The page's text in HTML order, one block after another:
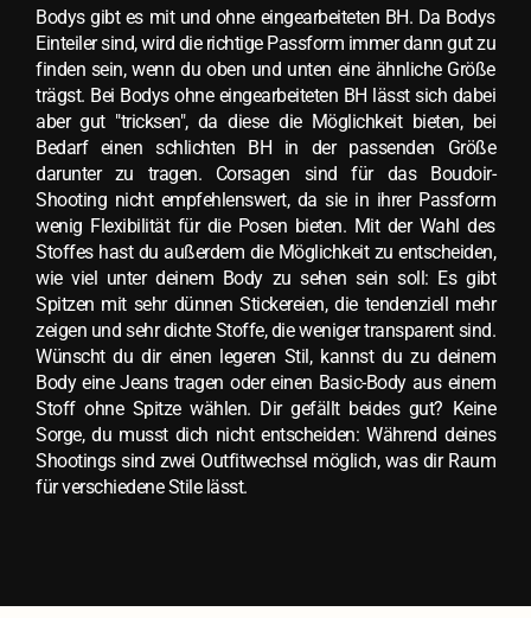
Bodys gibt es mit und ohne eingearbeiteten BH. Da Bodys
Einteiler sind, wird die richtige Passform immer dann gut zu
finden sein, wenn du oben und unten eine ähnliche Größe
trägst. Bei Bodys ohne eingearbeiteten BH lässt sich dabei
aber gut "tricksen", da diese die Möglichkeit bieten, bei
Bedarf einen schlichten BH in der passenden Größe
darunter zu tragen. Corsagen sind für das Boudoir-
Shooting nicht empfehlenswert, da sie in ihrer Passform
wenig Flexibilität für die Posen bieten. Mit der Wahl des
Stoffes hast du außerdem die Möglichkeit zu entscheiden,
wie viel unter deinem Body zu sehen sein soll: Es gibt
Spitzen mit sehr dünnen Stickereien, die tendenziell mehr
zeigen und sehr dichte Stoffe, die weniger transparent sind.
Wünscht du dir einen legeren Stil, kannst du zu deinem
Body eine Jeans tragen oder einen Basic-Body aus einem
Stoff ohne Spitze wählen. Dir gefällt beides gut? Keine
Sorge, du musst dich nicht entscheiden: Während deines
Shootings sind zwei Outfitwechsel möglich, was dir Raum
für verschiedene Stile lässt.